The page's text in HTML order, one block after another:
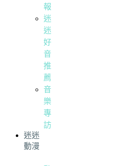
報
迷
迷
好
音
推
薦
音
樂
專
訪
迷迷
動漫